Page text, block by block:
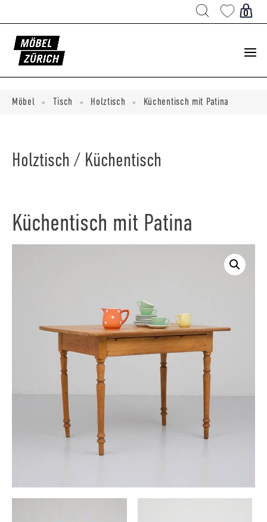
0
Möbel < Tisch < Holztisch < Küchentisch mit Patina
Holztisch / Küchentisch
Küchentisch mit Patina